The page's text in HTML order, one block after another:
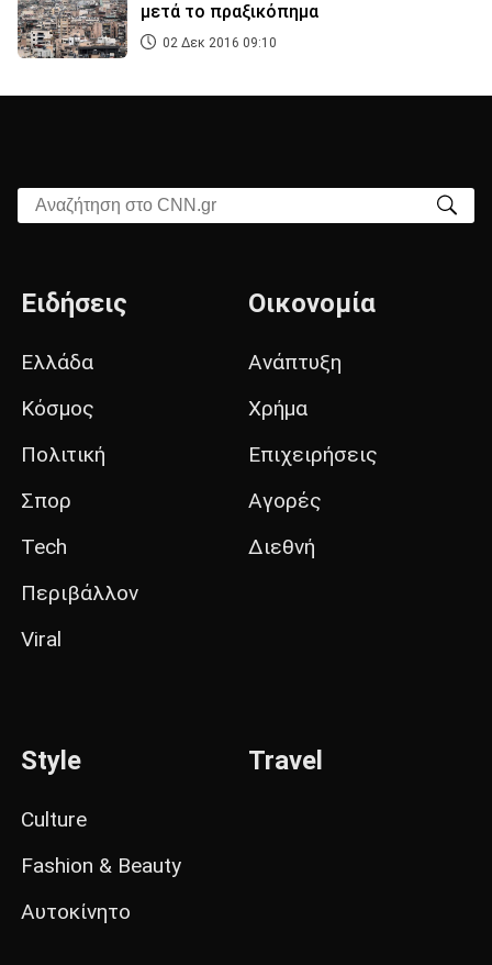
μετά το πραξικόπημα
02 Δεκ 2016 09:10
Αναζήτηση στο CNN.gr
Ειδήσεις
Ελλάδα
Κόσμος
Πολιτική
Σπορ
Tech
Περιβάλλον
Viral
Οικονομία
Ανάπτυξη
Χρήμα
Επιχειρήσεις
Αγορές
Διεθνή
Style
Culture
Fashion & Beauty
Αυτοκίνητο
Travel